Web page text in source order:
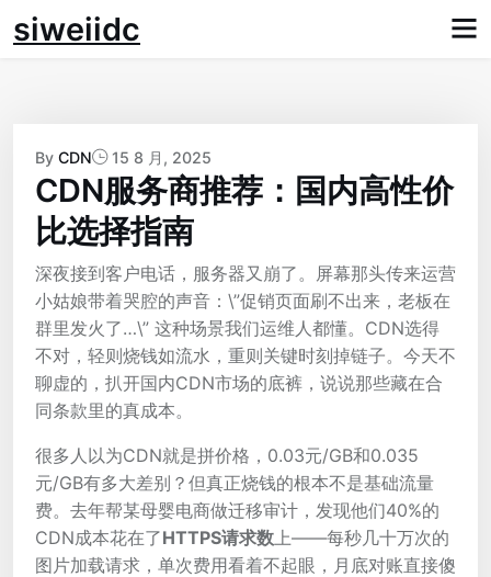
Skip
tosiweiidc
By CDN 15 8 月, 2025
CDN服务商推荐：国内高性价
比选择指南
深夜接到客户电话，服务器又崩了。屏幕那头传来运营
小姑娘带着哭腔的声音：\”促销页面刷不出来，老板在
群里发火了…\” 这种场景我们运维人都懂。CDN选得
不对，轻则烧钱如流水，重则关键时刻掉链子。今天不
聊虚的，扒开国内CDN市场的底裤，说说那些藏在合
同条款里的真成本。
很多人以为CDN就是拼价格，0.03元/GB和0.035
元/GB有多大差别？但真正烧钱的根本不是基础流量
费。去年帮某母婴电商做迁移审计，发现他们40%的
CDN成本花在了HTTPS请求数上——每秒几十万次的
图片加载请求，单次费用看着不起眼，月底对账直接傻